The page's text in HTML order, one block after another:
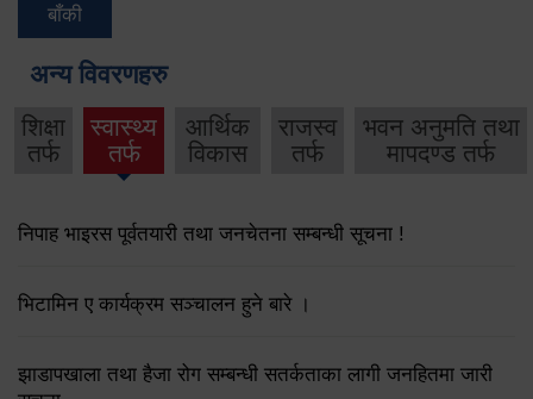
बाँकी
अन्य विवरणहरु
शिक्षा
तर्फ
स्वास्थ्य
तर्फ
आर्थिक
विकास
राजस्व
तर्फ
भवन अनुमति तथा
मापदण्ड तर्फ
निपाह भाइरस पूर्वतयारी तथा जनचेतना सम्बन्धी सूचना !
भिटामिन ए कार्यक्रम सञ्चालन हुने बारे ।
झाडापखाला तथा हैजा रोग सम्बन्धी सतर्कताका लागी जनहितमा जारी